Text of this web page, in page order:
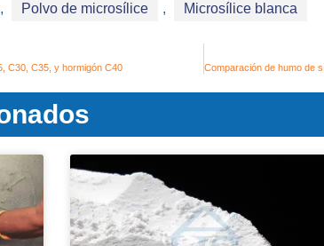
, Polvo de microsílice , Microsílice blanca
C30, C35, y hormigón C40